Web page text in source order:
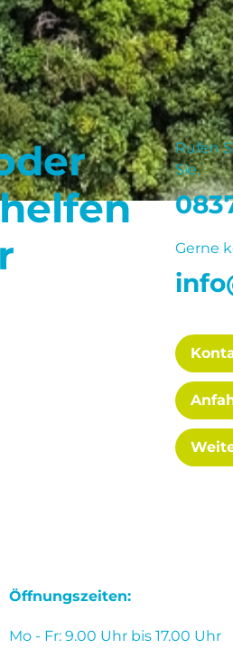
Rufen
Sie.
Gerne
Öffnungszeiten:
Mo - Fr: 9.00 Uhr bis 17.00 Uhr